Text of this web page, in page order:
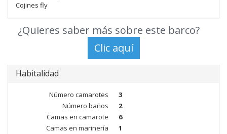
Cojines fly
¿Quieres saber más sobre este barco?
Habitalidad
Número camarotes
3
Número baños
2
Camas en camarote
6
Camas en marinería
1